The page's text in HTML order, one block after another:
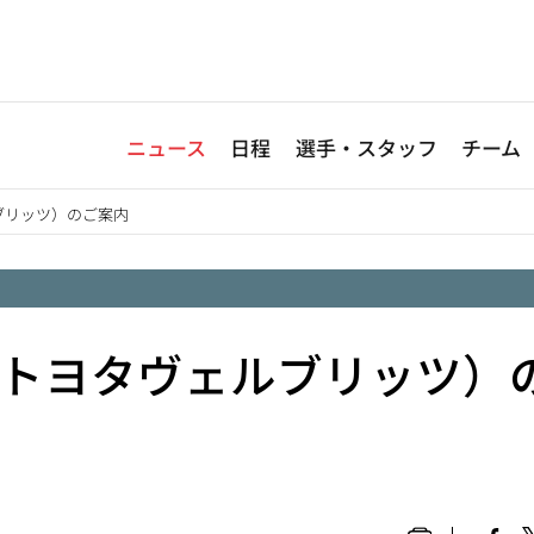
ニュース 日程 選手・スタッフ チーム
ッツ）のご案内
ヨタヴェルブリッツ）